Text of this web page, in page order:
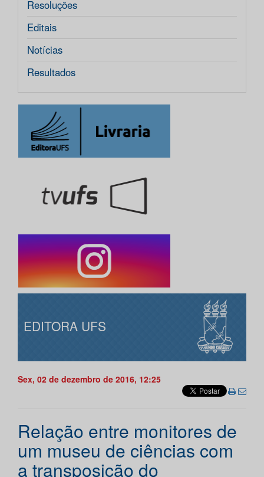
Resoluções
Editais
Notícias
Resultados
EDITORA UFS
Sex, 02 de dezembro de 2016, 12:25
Relação entre monitores de
um museu de ciências com
a transposição do